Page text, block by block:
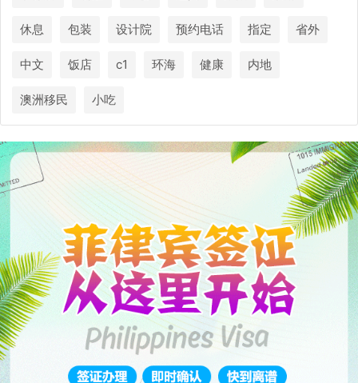
休息 包装 设计院 预约电话 指定 省外
中文 饭店 c1 环海 健康 内地
澳洲移民 小吃